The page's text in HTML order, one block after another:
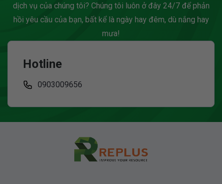
dịch vụ của chúng tôi? Chúng tôi luôn ở đây 24/7 để phản
hồi yêu cầu của bạn, bất kể là ngày hay đêm, dù nắng hay
mưa!
Hotline
0903009656